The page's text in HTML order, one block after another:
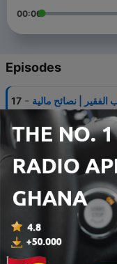
00:00
Episodes
17 - | نصائح مالية
26 Jan 2020
16 - ليش بنتشَيك ؟
20 Dec 2019
15 - ؟ #سلم_هاوكنز
21 Nov 2019
14 - ؟ #تجربة_عملية
14 Nov 2019